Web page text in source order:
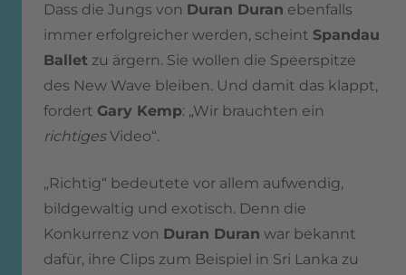
Dass die Jungs von Duran Duran ebenfalls
immer erfolgreicher werden, scheint Spandau
Ballet zu ärgern. Sie wollen die Speerspitze
des New Wave bleiben. Und damit das klappt,
fordert Gary Kemp: „Wir brauchten ein
richtigesVideo“.
„Richtig“ bedeutete vor allem aufwendig,
bildgewaltig und exotisch. Denn die
Konkurrenz von Duran Duran war bekannt
dafür, ihre Clips zum Beispiel in Sri Lanka zu